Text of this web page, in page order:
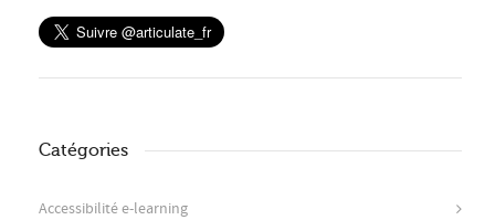
Catégories
Accessibilité e-learning